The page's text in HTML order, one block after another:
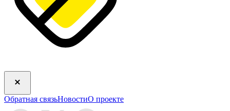
Обратная связьНовостиО проекте